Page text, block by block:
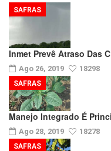
Inmet Prevê Atraso Das
Ago 26, 2019 18298
SAFRAS
Manejo Integrado É
Ago 28, 2019 18278
SAFRAS
SAFRAS